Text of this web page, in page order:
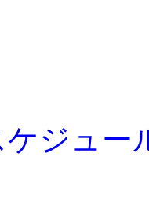
ジュー